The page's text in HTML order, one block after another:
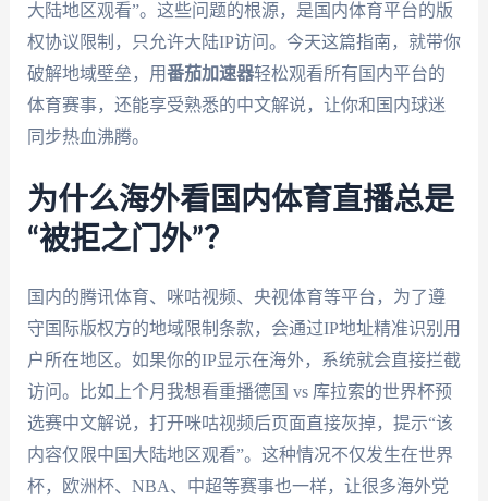
大陆地区观看”。这些问题的根源，是国内体育平台的版
权协议限制，只允许大陆IP访问。今天这篇指南，就带你
破解地域壁垒，用番茄加速器轻松观看所有国内平台的
体育赛事，还能享受熟悉的中文解说，让你和国内球迷
同步热血沸腾。
为什么海外看国内体育直播总是
“被拒之门外”？
国内的腾讯体育、咪咕视频、央视体育等平台，为了遵
守国际版权方的地域限制条款，会通过IP地址精准识别用
户所在地区。如果你的IP显示在海外，系统就会直接拦截
访问。比如上个月我想看重播德国 vs 库拉索的世界杯预
选赛中文解说，打开咪咕视频后页面直接灰掉，提示“该
内容仅限中国大陆地区观看”。这种情况不仅发生在世界
杯，欧洲杯、NBA、中超等赛事也一样，让很多海外党